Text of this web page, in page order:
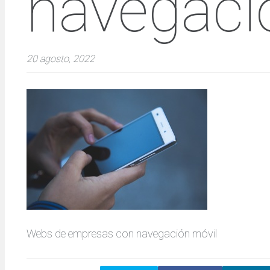
20 agosto, 2022
Webs de empresas con navegación móvil